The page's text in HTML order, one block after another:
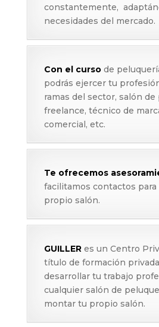
constantemente,
necesidades del mercado.
Con el curso de
podrás ejercer tu
ramas del sector, salón de
freelance, técnico de
comercial, etc.
Te ofrecemos
facilitamos contactos
propio salón.
GUILLER es un Centro
título de formación
desarrollar tu trabajo
cualquier salón de
montar tu propio salón.